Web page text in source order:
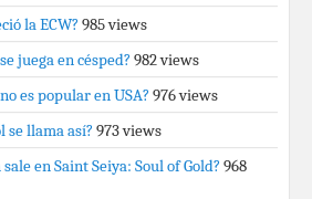
la ECW? 985 views
juega en césped? 982 views
es popular en USA? 976 views
se llama así? 973 views
en Saint Seiya: Soul of Gold? 968